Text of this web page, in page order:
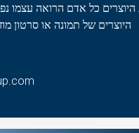
היוצרים כל אדם הרואה עצמו
היוצרים של תמונה או סרטון